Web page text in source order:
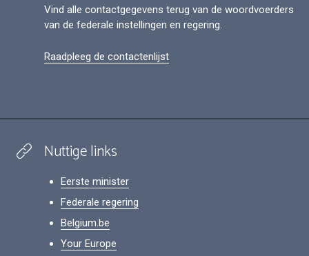
Vind alle contactgegevens terug van de woordvoerders
van de federale instellingen en regering.
Raadpleeg de contactenlijst
Nuttige links
Eerste minister
Federale regering
Belgium.be
Your Europe